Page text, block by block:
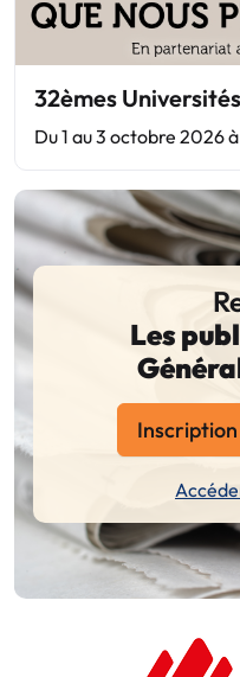
32èmes
Du 1 au 3 octobre 2026
Les